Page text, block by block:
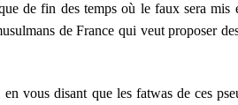
de fin des temps où le faux sera
de France qui veut proposer
vous disant que les fatwas de ces